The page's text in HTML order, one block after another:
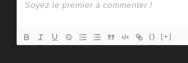
{} [+]